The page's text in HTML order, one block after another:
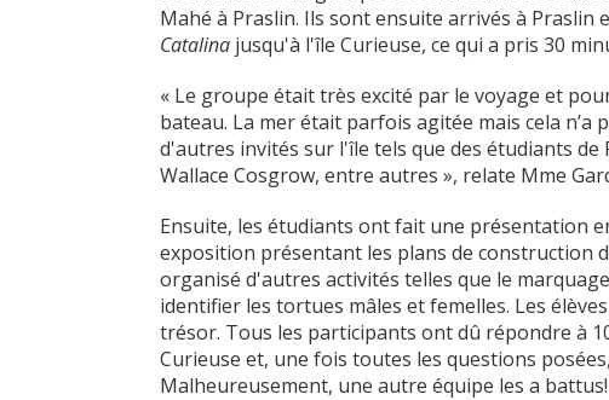
Mahé à Praslin. Ils sont ensuite arrivés à
Catalina jusqu'à l'île Curieuse, ce qui a pris 30
« Le groupe était très excité par le voyage et
bateau. La mer était parfois agitée mais cela n’a
d'autres invités sur l'île tels que des étudiants
Wallace Cosgrow, entre autres », relate Mme
Ensuite, les étudiants ont fait une présentation
exposition présentant les plans de construction
organisé d'autres activités telles que le
identifier les tortues mâles et femelles. Les
trésor. Tous les participants ont dû répondre à
Curieuse et, une fois toutes les questions
Malheureusement, une autre équipe les a